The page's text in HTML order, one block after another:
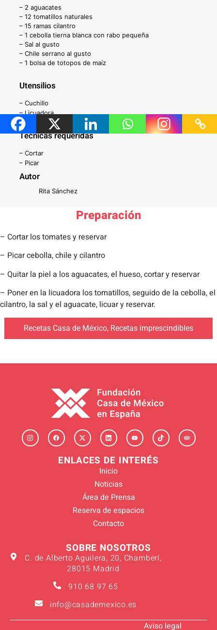
– 2 aguacates
– 12 tomatillos naturales
– 15 ramas cilantro
– 1 cebolla tierna blanca con rabo pequeña
– Sal al gusto
– Chile serrano al gusto
– 1 bolsa de totopos de maíz
Utensilios
– Cuchillo
– Licuadora
Técnicas requeridas
– Cortar
– Picar
Autor
Rita Sánchez
Preparación
– Cortar los tomates y reservar
– Picar cebolla, chile y cilantro
– Quitar la piel a los aguacates, el hueso, cortar y reservar
– Poner en la licuadora los tomatillos, seguido de la cebolla, el
cilantro, la sal y el aguacate, licuar y reservar.
Recetas Casa de México, Recetas imprescindibles
ENLACES DE INTERÉS
Inicio
Noticias
Área de Prensa
Reserva de espacios
Contacto
SOBRE NOSOTROS
C. de Alberto Aguilera, 20, Chamberí,
28015 Madrid
910 68 97 65
info@casademexico.es
Aviso legal